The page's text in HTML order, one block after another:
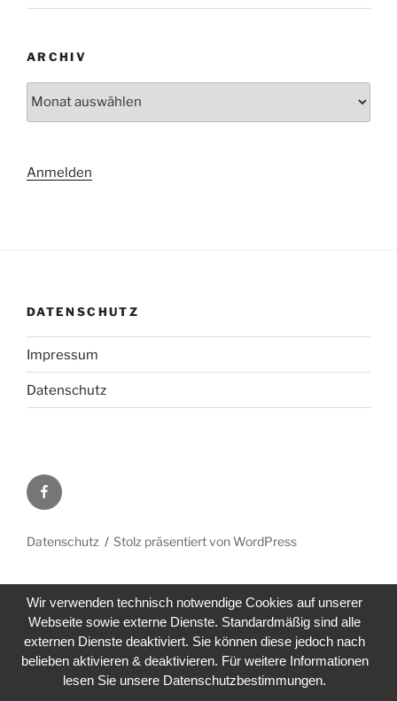
ARCHIV
Anmelden
DATENSCHUTZ
Impressum
Datenschutz
Facebook
Datenschutz Stolz präsentiert von WordPress
Wir verwenden technisch notwendige Cookies auf unserer
Webseite sowie externe Dienste. Standardmäßig sind alle
externen Dienste deaktiviert. Sie können diese jedoch nach
belieben aktivieren & deaktivieren. Für weitere Informationen
lesen Sie unsere Datenschutzbestimmungen.